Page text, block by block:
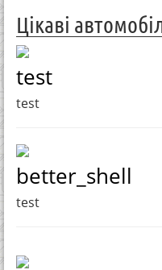
Цікаві
test
test
better_shell
test